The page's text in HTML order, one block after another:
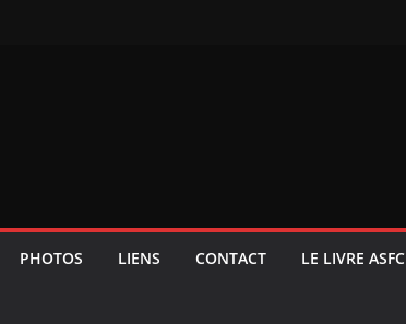
PHOTOS LIENS CONTACT LE LIVRE ASFC